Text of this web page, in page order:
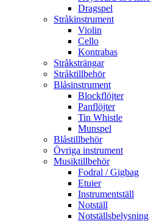
Dragspel
Stråkinstrument
Violin
Cello
Kontrabas
Stråksträngar
Stråktillbehör
Blåsinstrument
Blockflöjter
Panflöjter
Tin Whistle
Munspel
Blåstillbehör
Övriga instrument
Musiktillbehör
Fodral / Gigbag
Etuier
Instrumentställ
Notställ
Notställsbelysning